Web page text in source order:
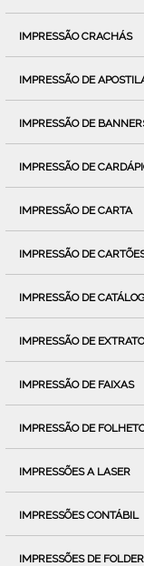
IMPRESSÃO CRACHÁS
IMPRESSÃO DE
IMPRESSÃO DE
IMPRESSÃO DE
IMPRESSÃO DE CARTA
IMPRESSÃO DE
IMPRESSÃO DE
IMPRESSÃO DE
IMPRESSÃO DE FAIXAS
IMPRESSÃO DE
IMPRESSÕES A LASER
IMPRESSÕES CONTÁBIL
IMPRESSÕES DE FOLDER